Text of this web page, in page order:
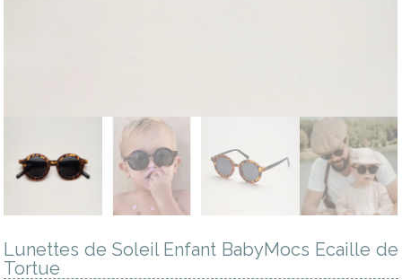
Lunettes de Soleil Enfant BabyMocs Ecaille de
Tortue